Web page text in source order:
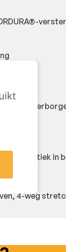
flap en
Elastiek in
4-weg